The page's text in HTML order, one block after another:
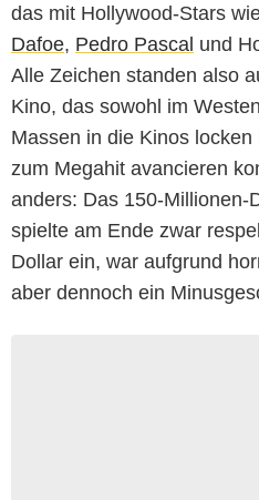
das mit Hollywood-Stars
Dafoe, Pedro Pascal und
Alle Zeichen standen also
Kino, das sowohl im
Massen in die Kinos
zum Megahit avancieren
anders: Das 150-Millionen-
spielte am Ende zwar
Dollar ein, war aufgrund
aber dennoch ein